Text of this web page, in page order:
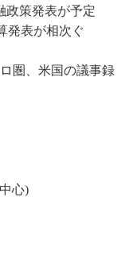
政策発表が予定
発表が相次ぐ
圏、米国の議事録
心)